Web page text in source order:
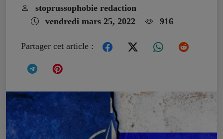
stoprussophobie redaction
vendredi mars 25, 2022
916
Partager cet article :